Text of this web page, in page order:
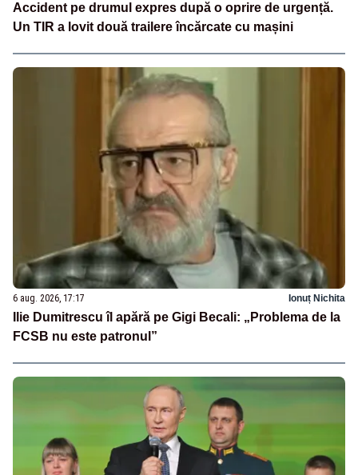
Accident pe drumul expres după o oprire de urgență.
Un TIR a lovit două trailere încărcate cu mașini
6 aug. 2026, 17:17 Ionuț Nichita
Ilie Dumitrescu îl apără pe Gigi Becali: „Problema de la
FCSB nu este patronul”